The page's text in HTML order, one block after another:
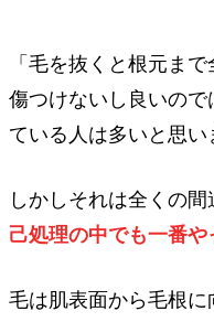
「毛を抜くと根元ま
傷つけないし良いの
ている人は多いと思い
しかしそれは全くの間
己処理の中でも一番
毛は肌表面から毛根